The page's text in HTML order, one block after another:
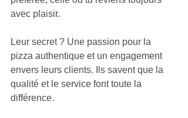
avec plaisir.
Leur secret ? Une passion pour la
pizza authentique et un engagement
envers leurs clients. Ils savent que la
qualité et le service font toute la
différence.